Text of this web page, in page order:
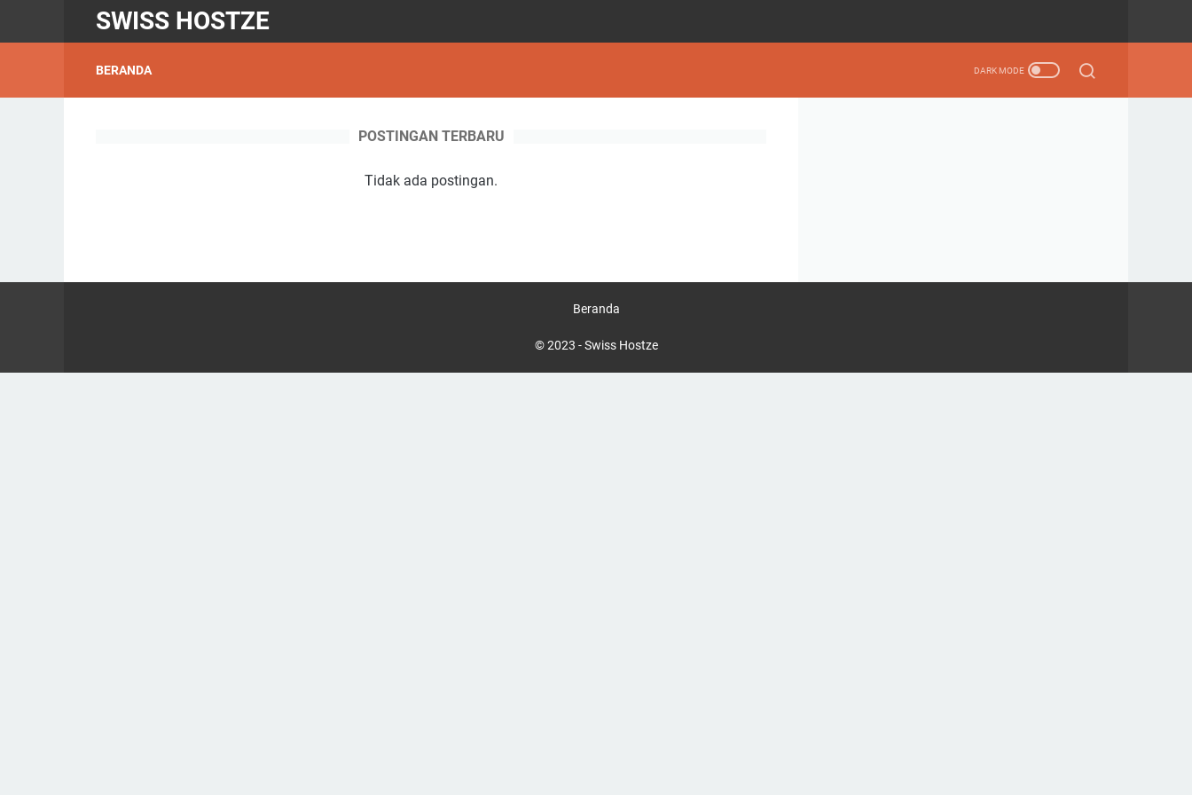
SWISS HOSTZE
BERANDA
POSTINGAN TERBARU
Tidak ada postingan.
Beranda
© 2023 -Swiss Hostze